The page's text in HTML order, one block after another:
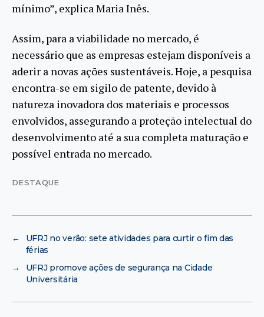
mínimo”, explica Maria Inês.
Assim, para a viabilidade no mercado, é
necessário que as empresas estejam disponíveis a
aderir a novas ações sustentáveis. Hoje, a pesquisa
encontra-se em sigilo de patente, devido à
natureza inovadora dos materiais e processos
envolvidos, assegurando a proteção intelectual do
desenvolvimento até a sua completa maturação e
possível entrada no mercado.
DESTAQUE
←
UFRJ no verão: sete atividades para curtir o fim das
férias
→
UFRJ promove ações de segurança na Cidade
Universitária